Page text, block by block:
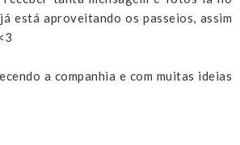
está aproveitando os passeios, assim
a companhia e com muitas ideias